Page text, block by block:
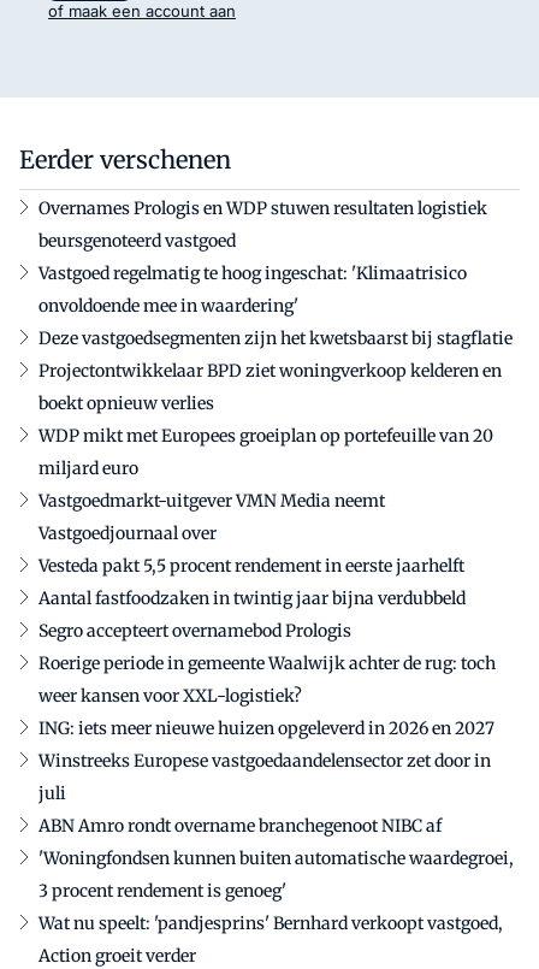
of maak een account aan
Eerder verschenen
Overnames Prologis en WDP stuwen resultaten logistiek
beursgenoteerd vastgoed
Vastgoed regelmatig te hoog ingeschat: 'Klimaatrisico
onvoldoende mee in waardering'
Deze vastgoedsegmenten zijn het kwetsbaarst bij stagflatie
Projectontwikkelaar BPD ziet woningverkoop kelderen en
boekt opnieuw verlies
WDP mikt met Europees groeiplan op portefeuille van 20
miljard euro
Vastgoedmarkt-uitgever VMN Media neemt
Vastgoedjournaal over
Vesteda pakt 5,5 procent rendement in eerste jaarhelft
Aantal fastfoodzaken in twintig jaar bijna verdubbeld
Segro accepteert overnamebod Prologis
Roerige periode in gemeente Waalwijk achter de rug: toch
weer kansen voor XXL-logistiek?
ING: iets meer nieuwe huizen opgeleverd in 2026 en 2027
Winstreeks Europese vastgoedaandelensector zet door in
juli
ABN Amro rondt overname branchegenoot NIBC af
'Woningfondsen kunnen buiten automatische waardegroei,
3 procent rendement is genoeg'
Wat nu speelt: 'pandjesprins' Bernhard verkoopt vastgoed,
Action groeit verder